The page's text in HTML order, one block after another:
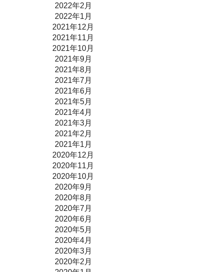
2022年2月
2022年1月
2021年12月
2021年11月
2021年10月
2021年9月
2021年8月
2021年7月
2021年6月
2021年5月
2021年4月
2021年3月
2021年2月
2021年1月
2020年12月
2020年11月
2020年10月
2020年9月
2020年8月
2020年7月
2020年6月
2020年5月
2020年4月
2020年3月
2020年2月